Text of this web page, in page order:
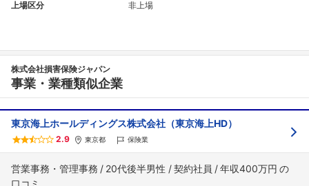
上場区分 非上場
株式会社損害保険ジャパン
事業・業種類似企業
東京海上ホールディングス株式会社（東京海上HD）
2.9 東京都 保険業
営業事務・管理事務 20代後半男性 契約社員 年収400万円